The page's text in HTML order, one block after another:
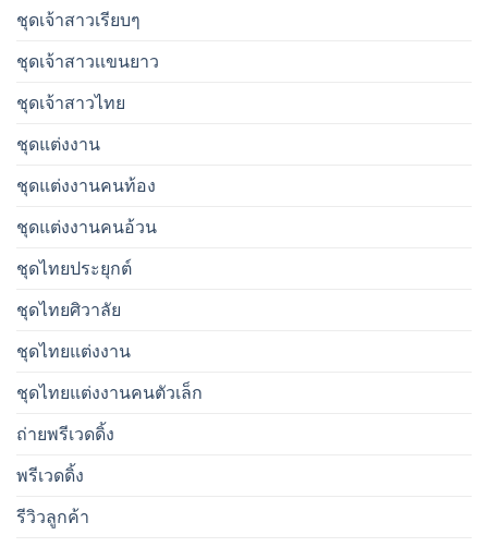
ชุดเจ้าสาวเรียบๆ
ชุดเจ้าสาวเเขนยาว
ชุดเจ้าสาวไทย
ชุดแต่งงาน
ชุดแต่งงานคนท้อง
ชุดแต่งงานคนอ้วน
ชุดไทยประยุกต์
ชุดไทยศิวาลัย
ชุดไทยแต่งงาน
ชุดไทยแต่งงานคนตัวเล็ก
ถ่ายพรีเวดดิ้ง
พรีเวดดิ้ง
รีวิวลูกค้า